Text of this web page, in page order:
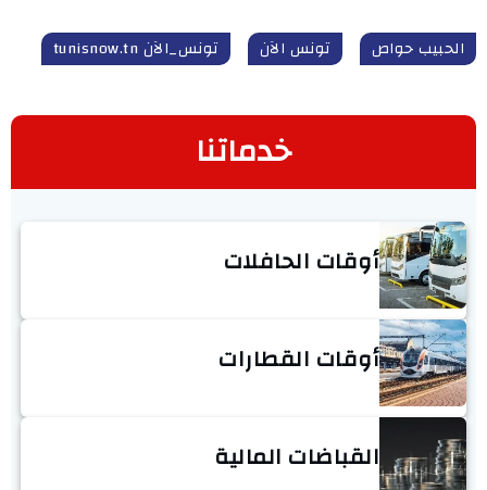
الحبيب حواص تونس الآن تونس_الآن tunisnow.tn
خدماتنا
أوقات الحافلات
أوقات القطارات
القباضات المالية